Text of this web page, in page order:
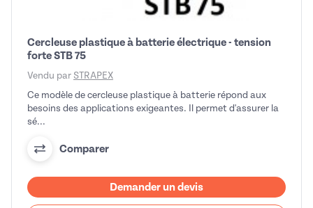
Cercleuse plastique à batterie électrique - tension
forte STB 75
Vendu par STRAPEX
Ce modèle de cercleuse plastique à batterie répond aux
besoins des applications exigeantes. Il permet d'assurer la
sé...
Comparer
Demander un devis